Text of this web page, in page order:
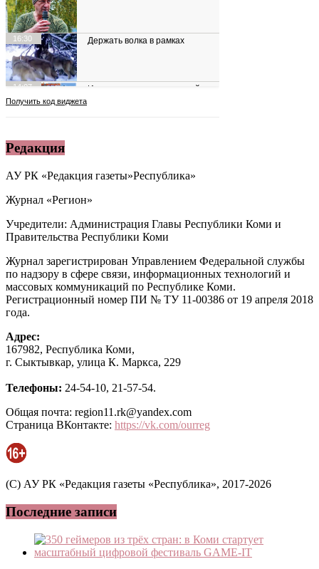
Редакция
АУ РК «Редакция газеты»Республика»
Журнал «Регион»
Учредители: Администрация Главы Республики Коми и
Правительства Республики Коми
Журнал зарегистрирован Управлением Федеральной службы
по надзору в сфере связи, информационных технологий и
массовых коммуникаций по Республике Коми.
Регистрационный номер ПИ № ТУ 11-00386 от 19 апреля 2018
года.
Адрес:
167982, Республика Коми,
г. Сыктывкар, улица К. Маркса, 229
Телефоны: 24-54-10, 21-57-54.
Общая почта: region11.rk@yandex.com
Страница ВКонтакте: https://vk.com/ourreg
(C) АУ РК «Редакция газеты «Республика», 2017-2026
Последние записи